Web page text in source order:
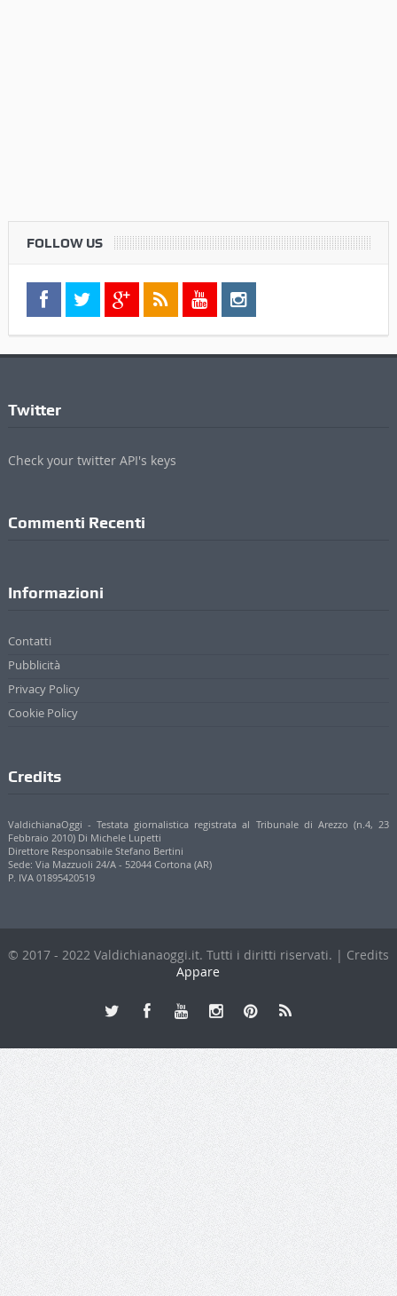
FOLLOW US
Twitter
Check your twitter API's keys
Commenti Recenti
Informazioni
Contatti
Pubblicità
Privacy Policy
Cookie Policy
Credits
ValdichianaOggi - Testata giornalistica registrata al Tribunale di Arezzo (n.4, 23
Febbraio 2010) Di Michele Lupetti
Direttore Responsabile Stefano Bertini
Sede: Via Mazzuoli 24/A - 52044 Cortona (AR)
P. IVA 01895420519
© 2017 - 2022 Valdichianaoggi.it. Tutti i diritti riservati. | Credits
Appare